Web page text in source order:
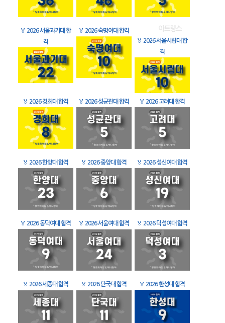
🏅 2026 서울과기대 합
격
🏅 2026 숙명여대 합격
🏅 2026 서울시립대 합
격
🏅 2026 경희대 합격 🏅 2026 성균관대 합격 🏅 2026 고려대 합격
🏅 2026 한양대 합격 🏅 2026 중앙대 합격 🏅 2026 성신여대 합격
🏅 2026 동덕여대 합격 🏅 2026 서울여대 합격 🏅 2026 덕성여대 합격
🏅 2026 세종대 합격 🏅 2026 단국대 합격 🏅 2026 한성대 합격